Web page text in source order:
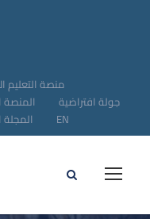
منصة التعليم
المنصة
جولة افتراضية
المجلة
EN